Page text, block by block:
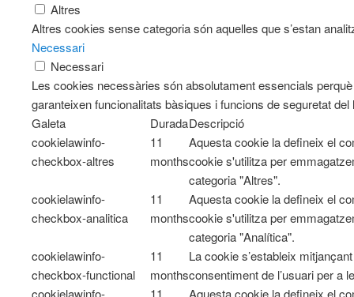
Altres
Altres cookies sense categoria són aquelles que s’estan
Necessari
Necessari
Les cookies necessàries són absolutament essencials
garanteixen funcionalitats bàsiques i funcions de seguretat
Galeta
DuradaDescripció
cookielawinfo-
checkbox-altres
11
months
Aquesta cookie la defineix el
cookie s'utilitza per
categoria "Altres".
cookielawinfo-
checkbox-analitica
11
months
Aquesta cookie la defineix el
cookie s'utilitza per
categoria "Analítica".
cookielawinfo-
checkbox-functional
11
months
La cookie s’estableix
consentiment de l’usuari per a